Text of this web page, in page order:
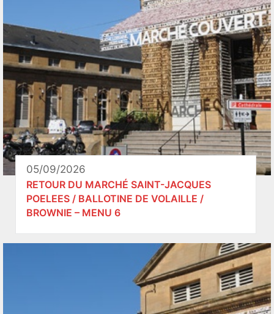
05/09/2026
RETOUR DU MARCHÉ SAINT-JACQUES
POELEES / BALLOTINE DE VOLAILLE /
BROWNIE – MENU 6